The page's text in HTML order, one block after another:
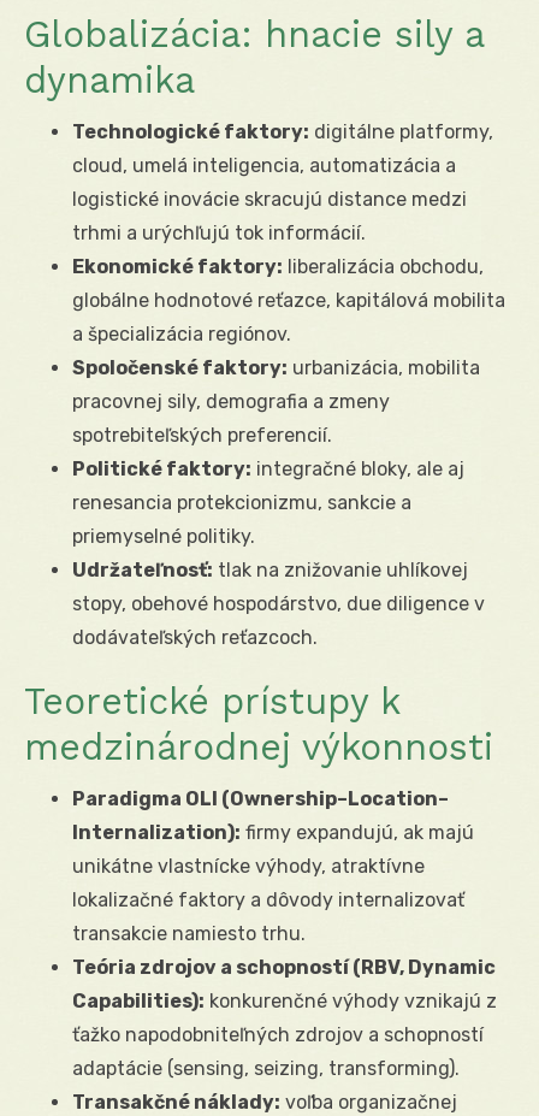
Globalizácia: hnacie sily a
dynamika
Technologické faktory: digitálne platformy,
cloud, umelá inteligencia, automatizácia a
logistické inovácie skracujú distance medzi
trhmi a urýchľujú tok informácií.
Ekonomické faktory: liberalizácia obchodu,
globálne hodnotové reťazce, kapitálová mobilita
a špecializácia regiónov.
Spoločenské faktory: urbanizácia, mobilita
pracovnej sily, demografia a zmeny
spotrebiteľských preferencií.
Politické faktory: integračné bloky, ale aj
renesancia protekcionizmu, sankcie a
priemyselné politiky.
Udržateľnosť: tlak na znižovanie uhlíkovej
stopy, obehové hospodárstvo, due diligence v
dodávateľských reťazcoch.
Teoretické prístupy k
medzinárodnej výkonnosti
Paradigma OLI (Ownership–Location–
Internalization): firmy expandujú, ak majú
unikátne vlastnícke výhody, atraktívne
lokalizačné faktory a dôvody internalizovať
transakcie namiesto trhu.
Teória zdrojov a schopností (RBV, Dynamic
Capabilities): konkurenčné výhody vznikajú z
ťažko napodobniteľných zdrojov a schopností
adaptácie (sensing, seizing, transforming).
Transakčné náklady: voľba organizačnej